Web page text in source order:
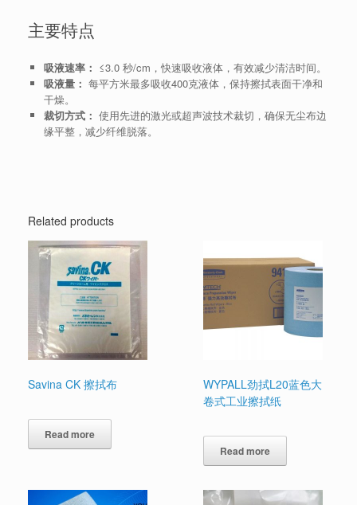
主要特点
吸液速率： ≤3.0 秒/cm，快速吸收液体，有效减少清洁时间。
吸液量： 每平方米最多吸收400克液体，保持擦拭表面干净和
干燥。
裁切方式： 使用先进的激光或超声波技术裁切，确保无尘布边
缘平整，减少纤维脱落。
Related products
Savina CK 擦拭布
Read more
WYPALL劲拭L20蓝色大
卷式工业擦拭纸
Read more